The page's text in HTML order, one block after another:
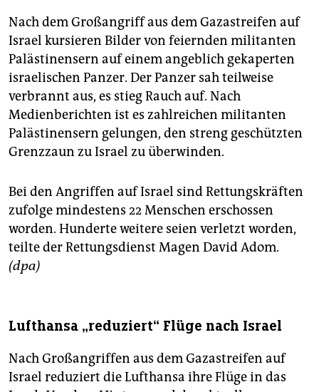
Nach dem Großangriff aus dem Gazastreifen auf
Israel kursieren Bilder von feiernden militanten
Palästinensern auf einem angeblich gekaperten
israelischen Panzer. Der Panzer sah teilweise
verbrannt aus, es stieg Rauch auf. Nach
Medienberichten ist es zahlreichen militanten
Palästinensern gelungen, den streng geschützten
Grenzzaun zu Israel zu überwinden.
Bei den Angriffen auf Israel sind Rettungskräften
zufolge mindestens 22 Menschen erschossen
worden. Hunderte weitere seien verletzt worden,
teilte der Rettungsdienst Magen David Adom.
(dpa)
Lufthansa „reduziert“ Flüge nach Israel
Nach Großangriffen aus dem Gazastreifen auf
Israel reduziert die Lufthansa ihre Flüge in das